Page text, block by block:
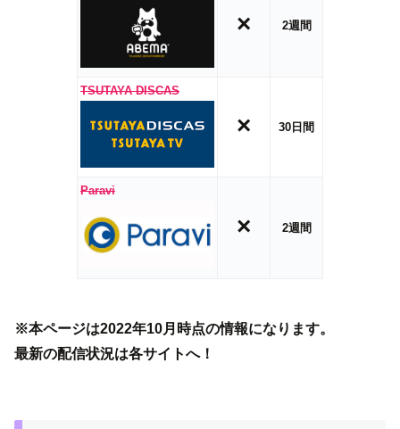
× 2週間
TSUTAYA DISCAS
× 30日間
Paravi
× 2週間
※本ページは2022年10月時点の情報になります。
最新の配信状況は各サイトへ！